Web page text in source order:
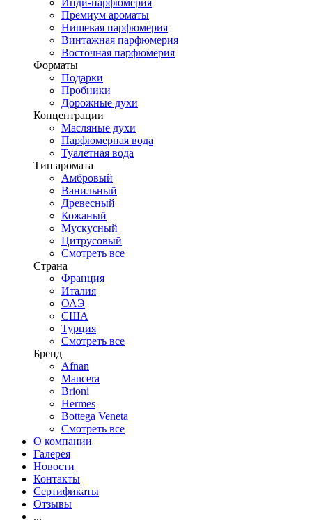
Инди-парфюмерия
Премиум ароматы
Нишевая парфюмерия
Винтажная парфюмерия
Восточная парфюмерия
Форматы
Подарки
Пробники
Дорожные духи
Концентрации
Масляные духи
Парфюмерная вода
Туалетная вода
Тип аромата
Амбровый
Ванильный
Древесный
Кожаный
Мускусный
Цитрусовый
Смотреть все
Страна
Франция
Италия
ОАЭ
США
Турция
Смотреть все
Бренд
Afnan
Mancera
Brioni
Hermes
Bottega Veneta
Смотреть все
О компании
Галерея
Новости
Контакты
Сертификаты
Отзывы
...